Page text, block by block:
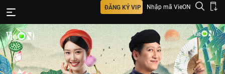
ĐĂNG KÝ VIP Nhập mã VieON